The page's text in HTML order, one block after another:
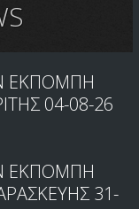
ΕΚΠΟΜΠΗ
04-08-26
ΕΚΠΟΜΠΗ
31-